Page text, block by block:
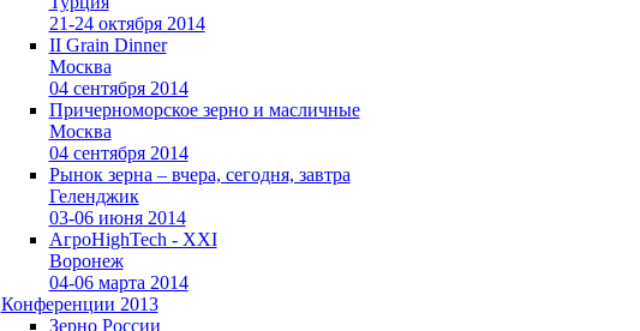
21-24 октября 2014
II Grain Dinner
Москва
04 сентября 2014
Причерноморское зерно и масличные
Москва
04 сентября 2014
Рынок зерна – вчера, сегодня, завтра
Геленджик
03-06 июня 2014
АгроHighTech - XXI
Воронеж
04-06 марта 2014
Конференции 2013
Зерно России